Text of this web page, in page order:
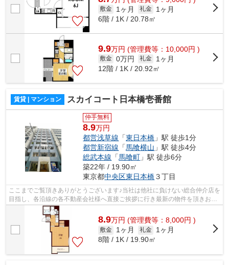
敷金 1ヶ月 礼金
1ヶ月
6階 / 1K / 20.78㎡
9.9万円 (管理費等：10,000円 )
敷金 0万円 礼金
1ヶ月
12階 / 1K / 20.92㎡
賃貸 | マンション スカイコート日本橋壱番館
仲手無料
8.9万円
都営浅草線 「東日本橋 」駅 徒歩1分
都営新宿線 「馬喰横山 」駅 徒歩4分
総武本線 「馬喰町 」駅 徒歩6分
築22年 / 19.90㎡
東京都中央区東日本橋３丁目
ここまでご覧頂きありがとうございます♪当社は他社に負けない総合仲介店を
目指し、各沿線の各不動産会社様へ直接ご挨拶に行き最新の物件を頂きお客
様へ提供しております！最新の情報は...
8.9万円 (管理費等：8,000円 )
敷金 1ヶ月 礼金
1ヶ月
8階 / 1K / 19.90㎡